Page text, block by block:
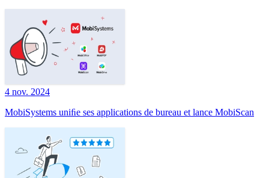
4 nov. 2024
MobiSystems uniﬁe ses applications de bureau et lance MobiScan